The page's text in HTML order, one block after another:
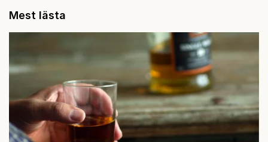
Mest lästa